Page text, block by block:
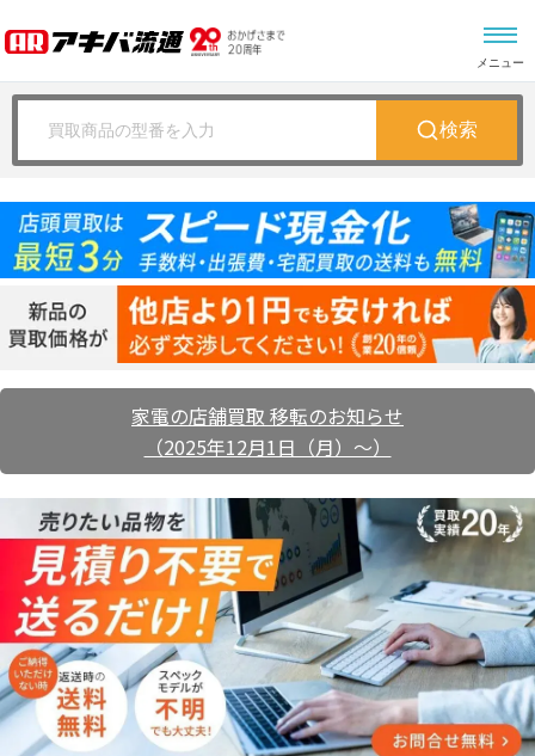
メニュー
検索
家電の店舗買取 移転のお知らせ
（2025年12月1日（月）～）